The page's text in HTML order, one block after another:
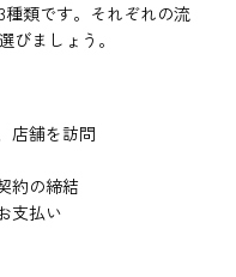
類です。それぞれの流
びましょう。
店舗を訪問
約の締結
支払い